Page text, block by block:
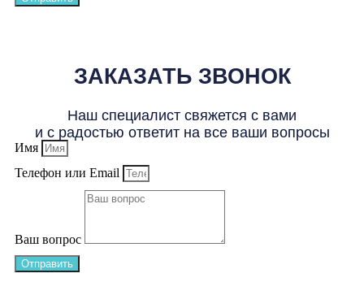
ЗАКАЗАТЬ ЗВОНОК
Наш специалист свяжется с вами
и с радостью ответит на все ваши вопросы
Имя
Телефон или Email
Ваш вопрос
Отправить